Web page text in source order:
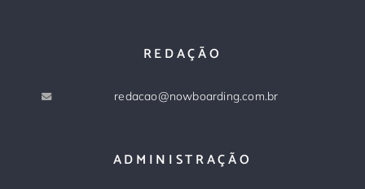
REDAÇÃO
redacao@nowboarding.com.br
ADMINISTRAÇÃO